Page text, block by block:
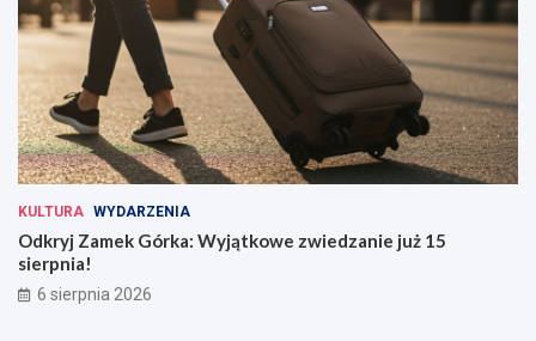
KULTURA WYDARZENIA
Odkryj Zamek Górka: Wyjątkowe zwiedzanie już 15
sierpnia!
6 sierpnia 2026